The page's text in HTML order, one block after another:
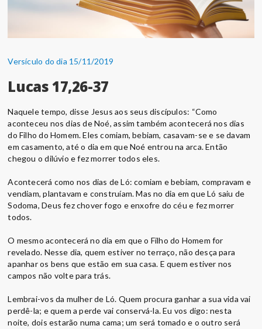
Versículo do dia 15/11/2019
Lucas 17,26-37
Naquele tempo, disse Jesus aos seus discípulos: “Como
aconteceu nos dias de Noé, assim também acontecerá nos dias
do Filho do Homem. Eles comiam, bebiam, casavam-se e se davam
em casamento, até o dia em que Noé entrou na arca. Então
chegou o dilúvio e fez morrer todos eles.
Acontecerá como nos dias de Ló: comiam e bebiam, compravam e
vendiam, plantavam e construíam. Mas no dia em que Ló saiu de
Sodoma, Deus fez chover fogo e enxofre do céu e fez morrer
todos.
O mesmo acontecerá no dia em que o Filho do Homem for
revelado. Nesse dia, quem estiver no terraço, não desça para
apanhar os bens que estão em sua casa. E quem estiver nos
campos não volte para trás.
Lembrai-vos da mulher de Ló. Quem procura ganhar a sua vida vai
perdê-la; e quem a perde vai conservá-la. Eu vos digo: nesta
noite, dois estarão numa cama; um será tomado e o outro será